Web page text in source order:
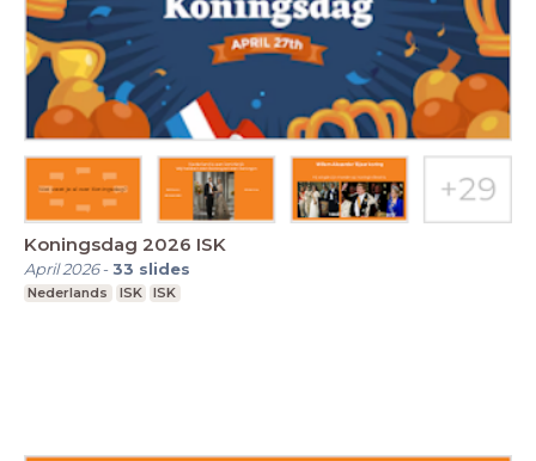
Koningsdag 2026 ISK
April 2026-33 slides
Nederlands ISK ISK